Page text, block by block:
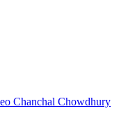
Chanchal Chowdhury